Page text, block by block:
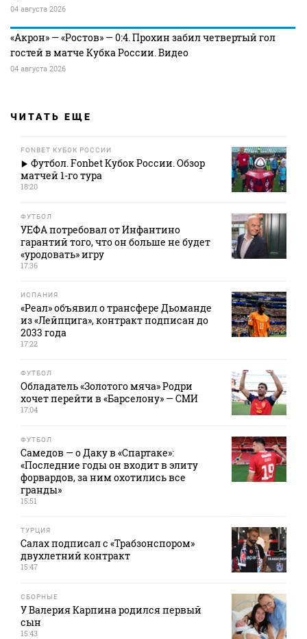
04 августа 2026
«Акрон» — «Ростов» — 0:4. Прохин забил четвертый гол
гостей в матче Кубка России. Видео
04 августа 2026
ЧИТАТЬ ЕЩЕ
FONBET КУБОК РОССИИ
Футбол. Fonbet Кубок России. Обзор
матчей 1-го тура
18:20
ФУТБОЛ
УЕФА потребовал от Инфантино
гарантий того, что он больше не будет
«уродовать» игру
17:36
ИСПАНИЯ
«Реал» объявил о трансфере Дьоманде
из «Лейпцига», контракт подписан до
2033 года
17:22
ФУТБОЛ
Обладатель «Золотого мяча» Родри
хочет перейти в «Барселону» — СМИ
17:04
ФУТБОЛ
Самедов — о Даку в «Спартаке»:
«Последние годы он входит в элиту
форвардов, за ним охотились все
гранды»
15:51
ТУРЦИЯ
Салах подписал с «Трабзонспором»
двухлетний контракт
15:47
СБОРНЫЕ
У Валерия Карпина родился первый
сын
15:43